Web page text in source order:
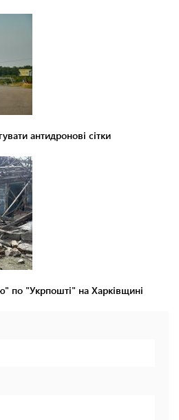
антидронові сітки
по "Укрпошті" на Харківщині